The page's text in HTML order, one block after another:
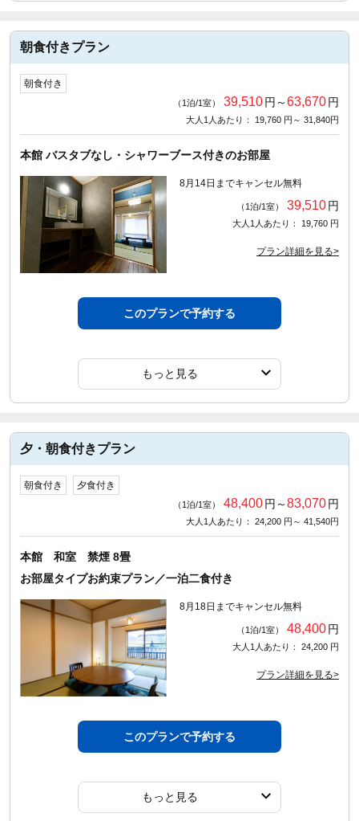
朝食付きプラン
朝食付き
（1泊/1室） 39,510円～63,670円
大人1人あたり： 19,760 円～ 31,840円
本館 バスタブなし・シャワーブース付きのお部屋
8月14日までキャンセル無料
（1泊/1室） 39,510円
大人1人あたり： 19,760 円
プラン詳細を見る>
このプランで予約する
もっと見る
夕・朝食付きプラン
朝食付き 夕食付き
（1泊/1室） 48,400円～83,070円
大人1人あたり： 24,200 円～ 41,540円
本館 和室 禁煙 8畳
お部屋タイプお約束プラン／一泊二食付き
8月18日までキャンセル無料
（1泊/1室） 48,400円
大人1人あたり： 24,200 円
プラン詳細を見る>
このプランで予約する
もっと見る